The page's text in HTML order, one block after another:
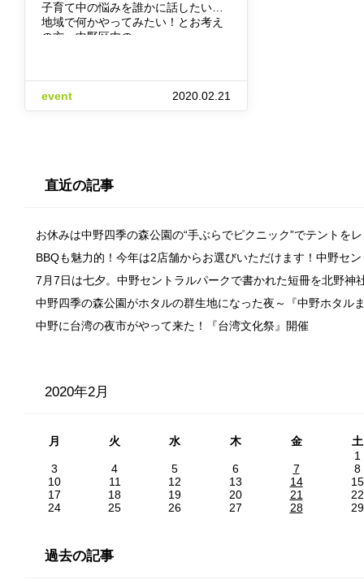
子育て中の悩みを誰かに話したい…
地域で何かやってみたい！とお考え
の方、中野区内の…
event 2020.02.21
直近の記事
お休みは中野四季の森公園の“手ぶらでピクニック”でテントを
BBQも魅力的！今年は2店舗からお選びいただけます！中野セ
7月7日は七夕。中野セントラルパークで書かれた短冊を北野神
中野四季の森公園がホタルの群生地になった夜～『中野ホタル
中野に台湾の夜市がやって来た！『台湾文化祭』開催
2020年2月
月 火 水 木 金
土
1
3
4 5 6 7
8
10
11 12 13 14
15
17
18 19 20 21
22
24
25 26 27 28 29
過去の記事